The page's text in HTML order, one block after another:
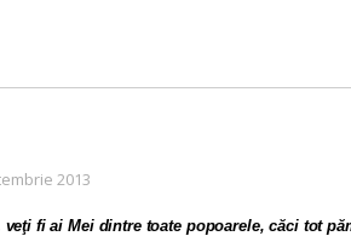
2013
fi ai Mei dintre toate popoarele, căci tot